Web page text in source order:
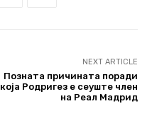
NEXT ARTICLE
Позната причината поради
која Родригез е сеуште член
на Реал Мадрид